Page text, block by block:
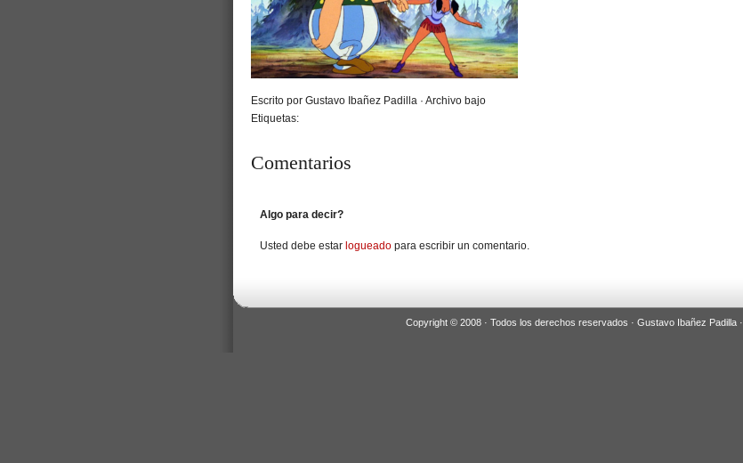
Escrito por Gustavo Ibañez Padilla · Archivo bajo
Etiquetas:
Comentarios
Algo para decir?
Usted debe estar logueado para escribir un comentario.
Copyright © 2008 · Todos los derechos reservados · Gustavo Ibañez Padilla ·